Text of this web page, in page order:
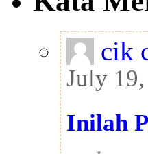
cik
July
Inilah